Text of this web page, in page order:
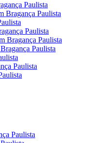
Paulista
Bragança Paulista
Paulista
Bragança Paulista
Bragança Paulista
Paulista
Paulista